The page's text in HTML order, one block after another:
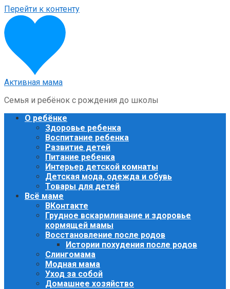
Перейти к контенту
Активная мама
Семья и ребёнок с рождения до школы
О ребёнке
Здоровье ребенка
Воспитание ребенка
Развитие детей
Питание ребенка
Интерьер детской комнаты
Детская мода, одежда и обувь
Товары для детей
Всё маме
ВКонтакте
Грудное вскармливание и здоровье
кормящей мамы
Восстановление после родов
Истории похудения после родов
Слингомама
Модная мама
Уход за собой
Домашнее хозяйство